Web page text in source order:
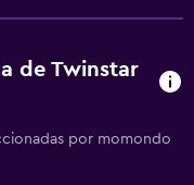
de Twinstar
por momondo